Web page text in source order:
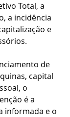
Total, a
a incidência
e
de
capital
o
é a
informada e o